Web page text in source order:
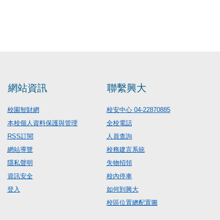
網站資訊
校園智財網
本校個人資料保護與管理
RSS訂閱
網站導覽
隱私聲明
資訊安全
登入
聯繫興大
校安中心 04-22870885
全校電話
人員查詢
校務建言系統
失物招領
校內停車
如何到興大
校區位置總配置圖